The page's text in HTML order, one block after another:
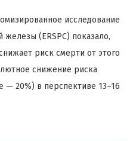
исследование
железы (ERSPC) показало,
риск смерти от этого
снижение риска
— 20%) в перспективе 13–16